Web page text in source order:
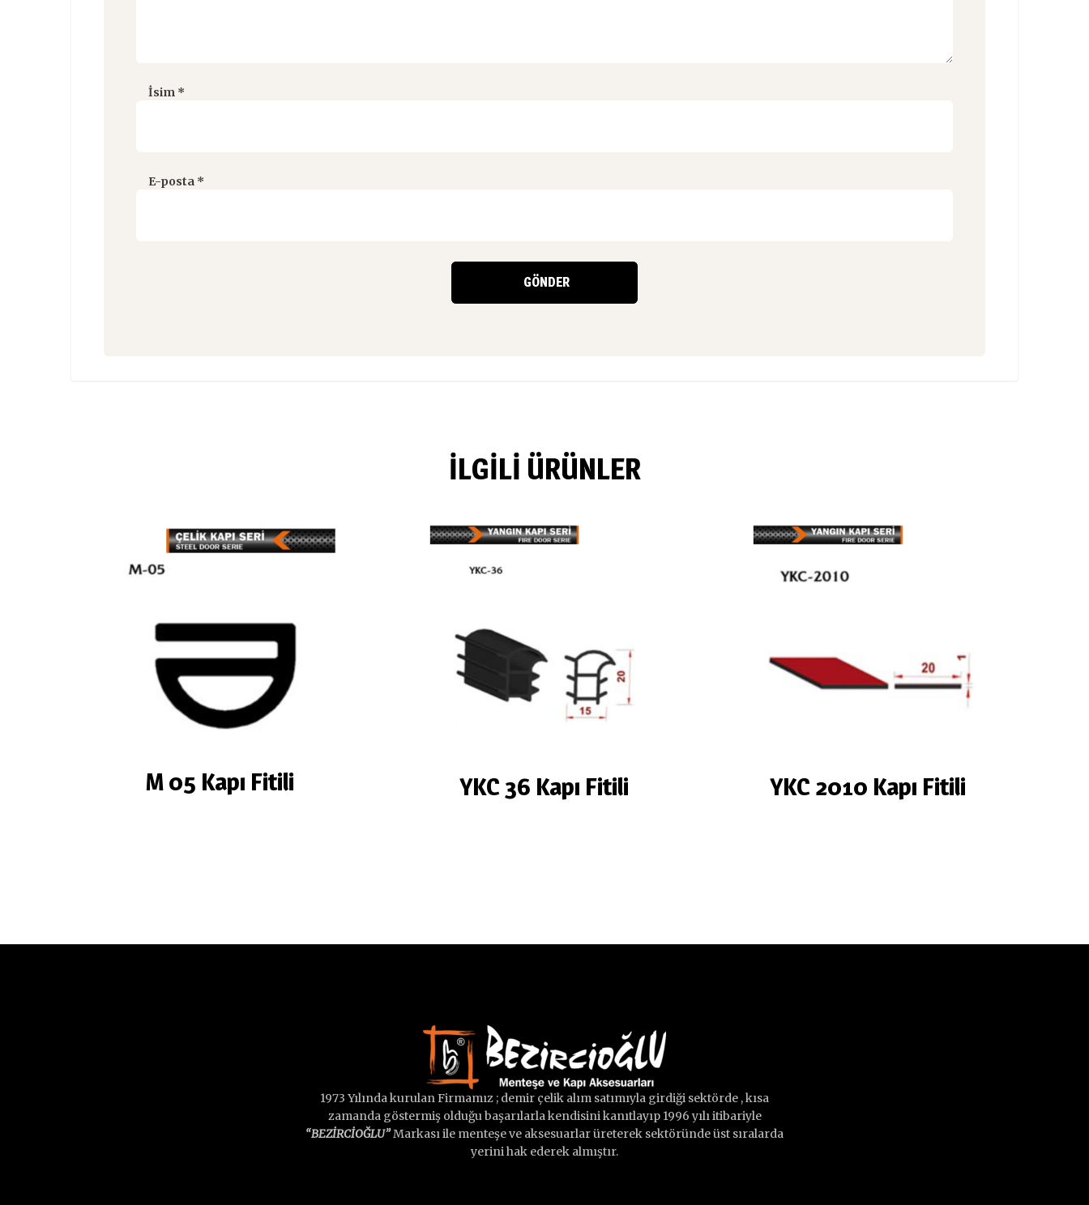
İsim *
E-posta *
İLGILI ÜRÜNLER
M 05 Kapı Fitili YKC 36 Kapı Fitili YKC 2010 Kapı Fitili
1973 Yılında kurulan Firmamız ; demir çelik alım satımıyla girdiği sektörde , kısa
zamanda göstermiş olduğu başarılarla kendisini kanıtlayıp 1996 yılı itibariyle
“BEZİRCİOĞLU”Markası ile menteşe ve aksesuarlar üreterek sektöründe üst sıralarda
yerini hak ederek almıştır.